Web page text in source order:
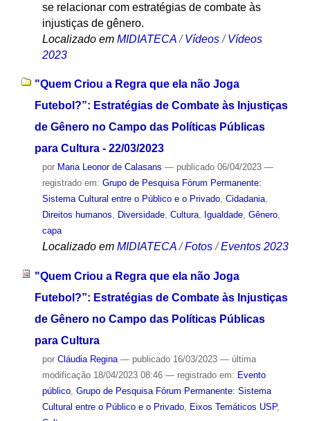
se relacionar com estratégias de combate às
injustiças de gênero.
Localizado em MIDIATECA /Vídeos /Vídeos
2023
"Quem Criou a Regra que ela não Joga
Futebol?”: Estratégias de Combate às Injustiças
de Gênero no Campo das Políticas Públicas
para Cultura - 22/03/2023
por Maria Leonor de Calasans — publicado06/04/2023 —
registrado em: Grupo de Pesquisa Fórum Permanente:
Sistema Cultural entre o Público e o Privado, Cidadania,
Direitos humanos, Diversidade, Cultura, Igualdade, Gênero,
capa
Localizado em MIDIATECA /Fotos /Eventos 2023
"Quem Criou a Regra que ela não Joga
Futebol?”: Estratégias de Combate às Injustiças
de Gênero no Campo das Políticas Públicas
para Cultura
por Cláudia Regina — publicado16/03/2023 — última
modificação18/04/2023 08:46 — registrado em: Evento
público, Grupo de Pesquisa Fórum Permanente: Sistema
Cultural entre o Público e o Privado, Eixos Temáticos USP,